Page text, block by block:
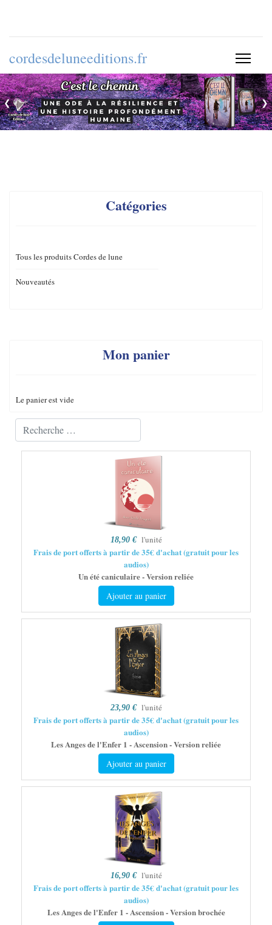
cordesdeluneeditions.fr
❮ ❯
Catégories
Tous les produits Cordes de lune
Nouveautés
Mon panier
Le panier est vide
Valider
18,90 € l'unité
Frais de port offerts à partir de 35€ d'achat (gratuit pour les
audios)
Un été caniculaire - Version reliée
Ajouter au panier
23,90 € l'unité
Frais de port offerts à partir de 35€ d'achat (gratuit pour les
audios)
Les Anges de l'Enfer 1 - Ascension - Version reliée
Ajouter au panier
16,90 € l'unité
Frais de port offerts à partir de 35€ d'achat (gratuit pour les
audios)
Les Anges de l'Enfer 1 - Ascension - Version brochée